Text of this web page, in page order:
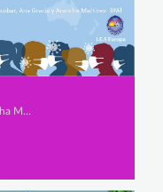
Secundaria, Alba Escobar Zaragoza, Arancha Martínez Simó y Ana Gracia Jódar